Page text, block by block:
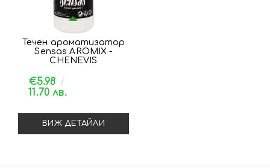
Течен ароматизатор
Sensas AROMIX -
CHENEVIS
€5.98
11.70 лв.
ВИЖ ДЕТАЙЛИ